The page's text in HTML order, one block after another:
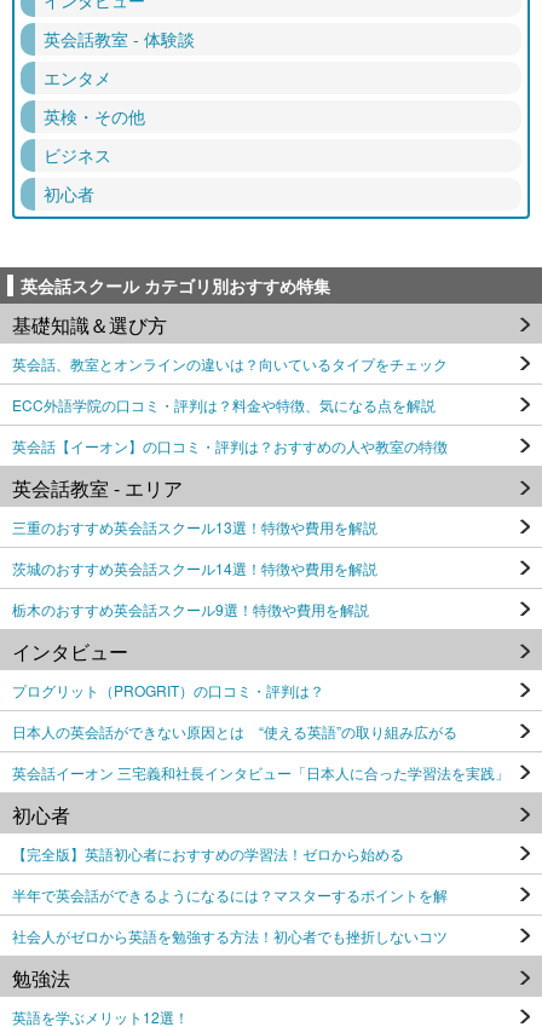
英会話教室 - 体験談
エンタメ
英検・その他
ビジネス
初心者
英会話スクール カテゴリ別おすすめ特集
基礎知識＆選び方
英会話、教室とオンラインの違いは？向いているタイプをチェック
ECC外語学院の口コミ・評判は？料金や特徴、気になる点を解説
英会話【イーオン】の口コミ・評判は？おすすめの人や教室の特徴
英会話教室 - エリア
三重のおすすめ英会話スクール13選！特徴や費用を解説
茨城のおすすめ英会話スクール14選！特徴や費用を解説
栃木のおすすめ英会話スクール9選！特徴や費用を解説
インタビュー
プログリット（PROGRIT）の口コミ・評判は？
日本人の英会話ができない原因とは “使える英語”の取り組み広がる
英会話イーオン 三宅義和社長インタビュー「日本人に合った学習法を実践」
初心者
【完全版】英語初心者におすすめの学習法！ゼロから始める
半年で英会話ができるようになるには？マスターするポイントを解
社会人がゼロから英語を勉強する方法！初心者でも挫折しないコツ
勉強法
英語を学ぶメリット12選！